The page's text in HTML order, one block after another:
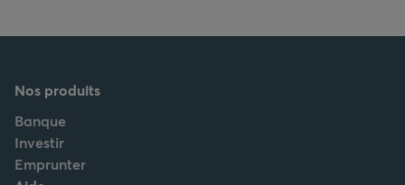
Nos produits
Banque
Investir
Emprunter